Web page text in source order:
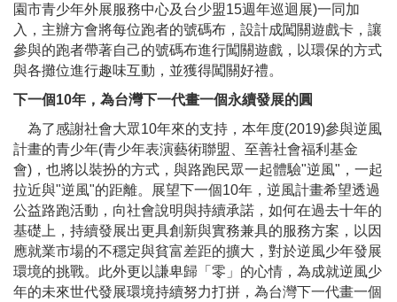
園市青少年外展服務中心及台少盟15週年巡迴展)一同加
入，主辦方會將每位跑者的號碼布，設計成闖關遊戲卡，讓
參與的跑者帶著自己的號碼布進行闖關遊戲，以環保的方式
與各攤位進行趣味互動，並獲得闖關好禮。
下一個10年，為台灣下一代畫一個永續發展的圓
為了感謝社會大眾10年來的支持，本年度(2019)參與逆風
計畫的青少年(青少年表演藝術聯盟、至善社會福利基金
會)，也將以裝扮的方式，與路跑民眾一起體驗"逆風"，一起
拉近與"逆風"的距離。展望下一個10年，逆風計畫希望透過
公益路跑活動，向社會說明與持續承諾，如何在過去十年的
基礎上，持續發展出更具創新與實務兼具的服務方案，以因
應就業市場的不穩定與貧富差距的擴大，對於逆風少年發展
環境的挑戰。此外更以謙卑歸「零」的心情，為成就逆風少
年的未來世代發展環境持續努力打拼，為台灣下一代畫一個